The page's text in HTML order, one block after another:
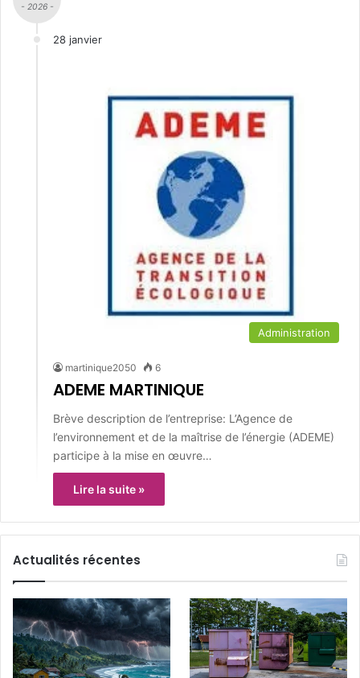
- 2026 -
28 janvier
Administration
martinique2050 6
ADEME MARTINIQUE
Brève description de l’entreprise: L’Agence de
l’environnement et de la maîtrise de l’énergie (ADEME)
participe à la mise en œuvre…
Lire la suite »
Actualités récentes